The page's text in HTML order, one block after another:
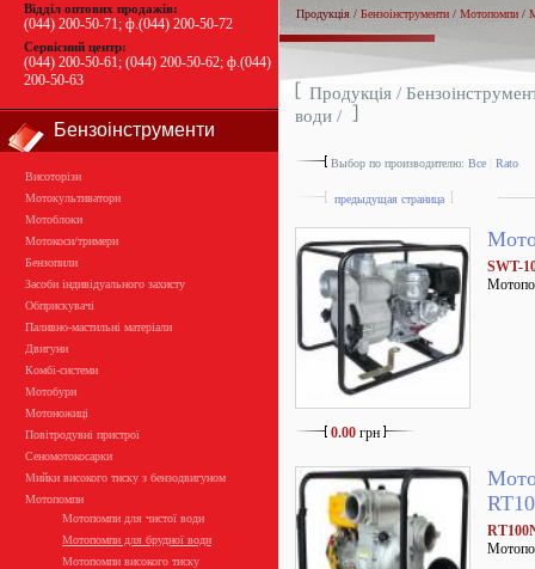
Відділ оптових продажів:
(044) 200-50-71; ф.(044) 200-50-72
Сервісний центр:
(044) 200-50-61; (044) 200-50-62; ф.(044)
200-50-63
Бензоінструменти
Висоторізи
Мотокультиватори
Мотоблоки
Мотокоси/тримери
Бензопили
Засоби індивідуального захисту
Обприскувачі
Паливно-мастильні матеріали
Двигуни
Комбі-системи
Мотобури
Мотоножиці
Повітродувні пристрої
Сеномотокосарки
Мийки високого тиску з бензодвигуном
Мотопомпи
Мотопомпи для чистої води
Мотопомпи для брудної води
Мотопомпи високого тиску
Продукція / Бензоінструменти / Мотопомпи /
Продукція /
води /
Выбор по производителю: Все Rato
предыдущая страница
0.00 грн
SWT-